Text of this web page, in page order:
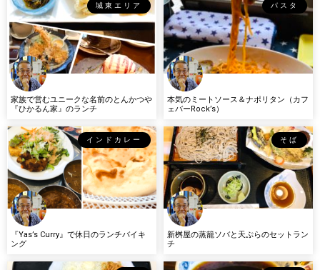
城東エリア
家族で営むユニークな名前のとんかつや
『ひかるん家』のランチ
パスタ
本気のミートソース＆ナポリタン（カフ
ェバーRock’s）
インドカレー
『Yas’s Curry』で休日のランチバイキ
ング
そば
新桝屋の蒸籠ソバと天ぷらのセットラン
チ